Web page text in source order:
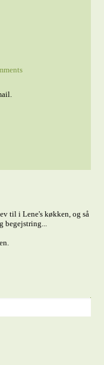
til i Lene's køkken, og så
begejstring...